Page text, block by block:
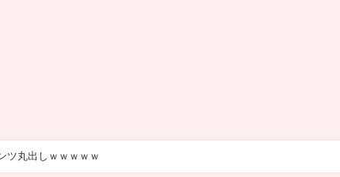
ツ丸出しｗｗｗｗｗ